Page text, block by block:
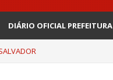
DIÁRIO OFICIAL PREFEITURA